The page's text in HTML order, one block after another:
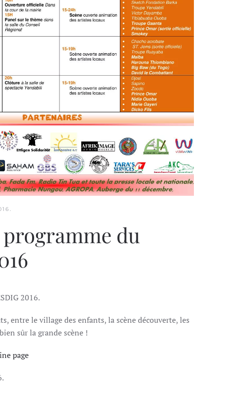
du
2016.
entre le village des enfants, la scène découverte, les
sûr la grande scène !
page
.